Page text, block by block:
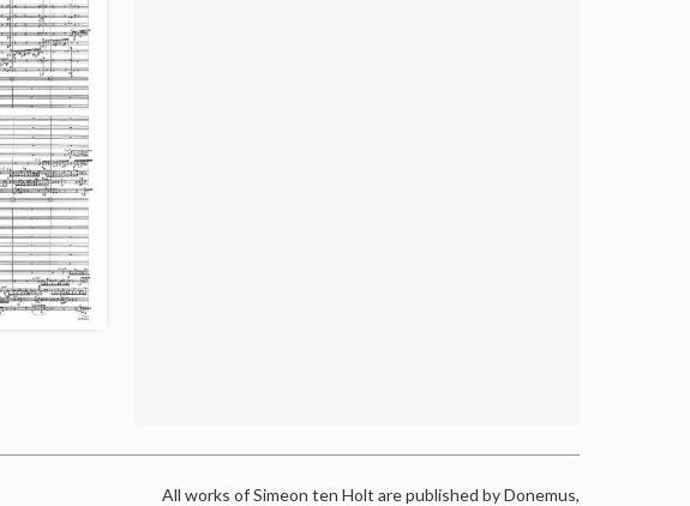
All works of Simeon ten Holt are published by Donemus,